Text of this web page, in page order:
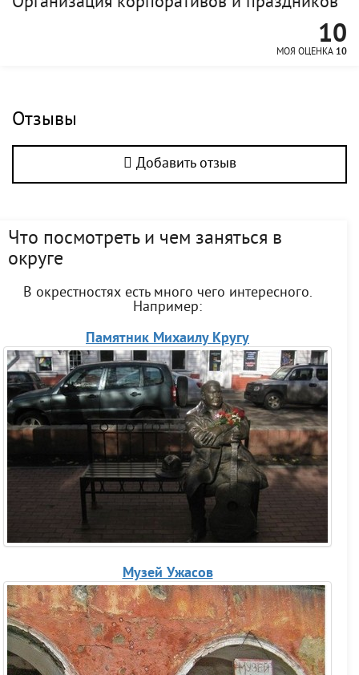
10
МОЯ ОЦЕНКА 10
Отзывы
Добавить отзыв
Что посмотреть и чем заняться в
округе
В окрестностях есть много чего интересного.
Например:
Памятник Михаилу Кругу
Музей Ужасов